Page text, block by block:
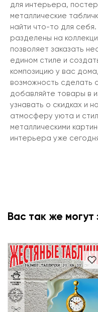
для интерьера,
металлические
найти что-то для
разделены на
позволяет заказать
едином стиле и
композицию у вас
возможность сделать
добавляйте товары в
узнавать о скидках и
атмосферу уюта и
металлическими
интерьера уже
Вас так же